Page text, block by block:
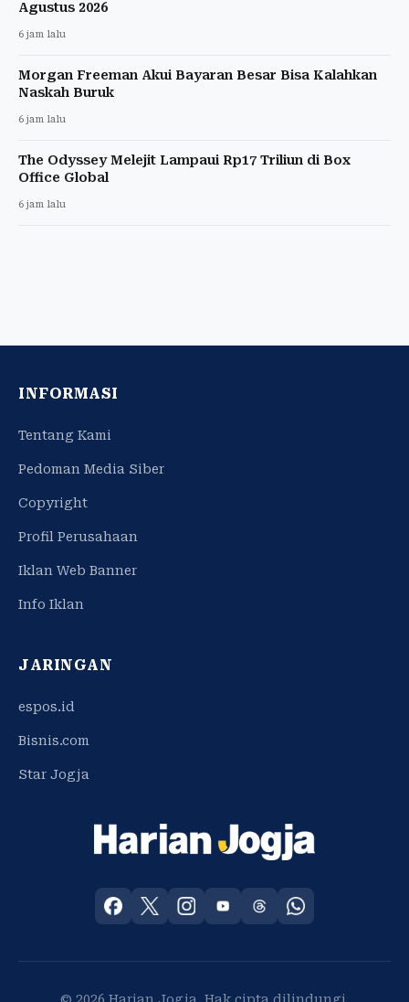
Agustus 2026
6 jam lalu
Morgan Freeman Akui Bayaran Besar Bisa Kalahkan
Naskah Buruk
6 jam lalu
The Odyssey Melejit Lampaui Rp17 Triliun di Box
Office Global
6 jam lalu
INFORMASI
Tentang Kami
Pedoman Media Siber
Copyright
Profil Perusahaan
Iklan Web Banner
Info Iklan
JARINGAN
espos.id
Bisnis.com
Star Jogja
© 2026 Harian Jogja. Hak cipta dilindungi.